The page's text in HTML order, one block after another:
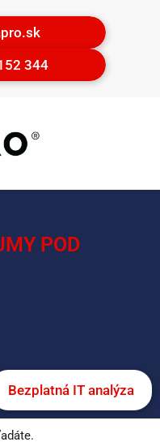
344
POD
Bezplatná IT analýza